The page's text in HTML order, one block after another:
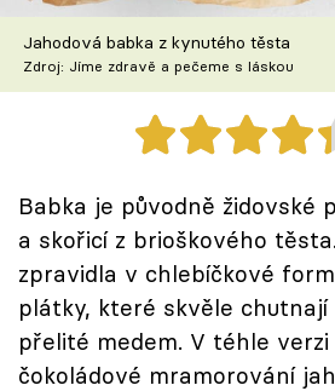
Recepty z TV
Speciál: Cuketa
Těhotnej kuchař
Sledujte prima+
Přihlášení
Sledujte nás
Jahodová babka z kynutého těsta
Zdroj: Jíme zdravě a pečeme s láskou
Babka je původně židovské
a skořicí z brioškového
zpravidla v chlebíčkové
plátky, které skvěle
přelité medem. V téhle verzi
čokoládové mramorování